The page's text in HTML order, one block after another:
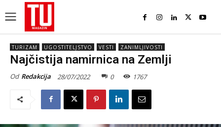
TURIZAM UGOSTITELJSTVO VESTI ZANIMLJIVOSTI
Najčistija namirnica na Zemlji
Od Redakcija 28/07/2022 0 1767